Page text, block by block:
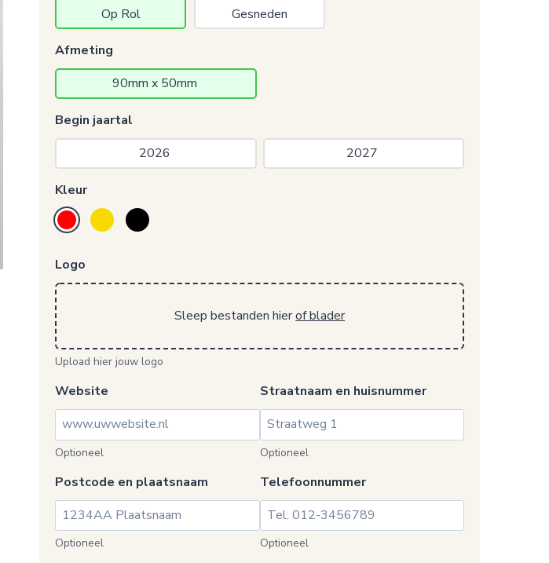
Op Rol Gesneden
Afmeting
90mm x 50mm
Begin jaartal
2026
2027
Kleur
Logo
Sleep bestanden hierof blader
Upload hier jouw logo
Website
Optioneel
Straatnaam en huisnummer
Optioneel
Postcode en plaatsnaam
Optioneel
Telefoonnummer
Optioneel